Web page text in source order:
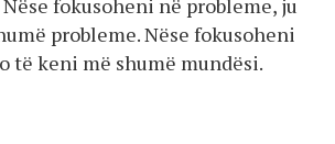
fokusoheni në probleme, ju
probleme. Nëse fokusoheni
të keni më shumë mundësi.